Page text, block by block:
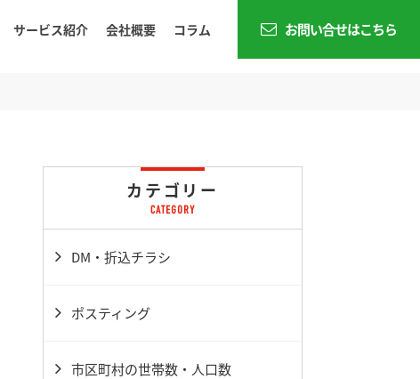
お問い合せはこちら
サービス紹介 会社概要 コラム
カテゴリー
DM・折込チラシ
ポスティング
市区町村の世帯数・人口数